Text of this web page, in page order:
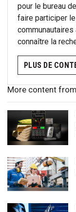
pour le bureau
faire participer
connaître la
PLUS DE
More content